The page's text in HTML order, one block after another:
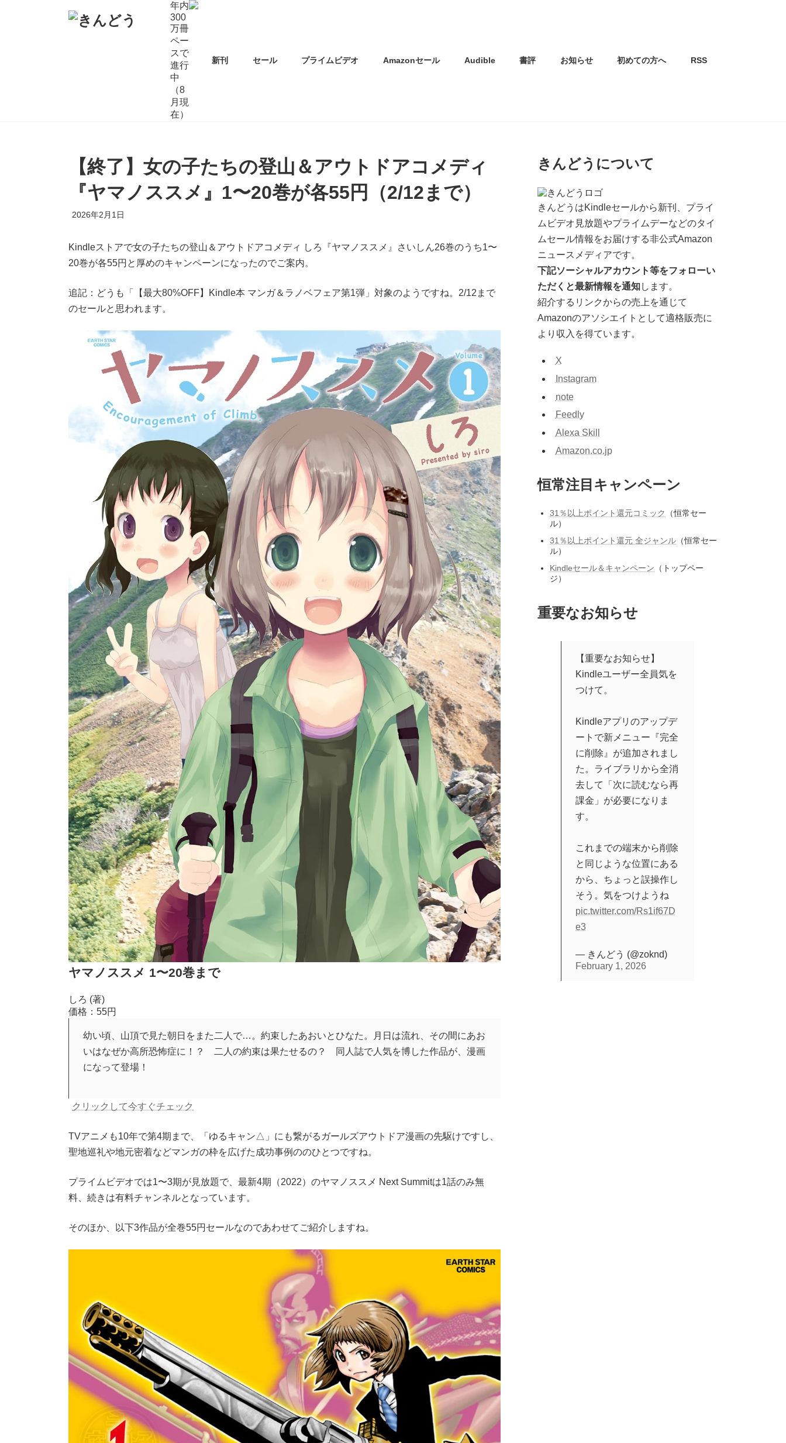
年内
300
万冊
ペー
スで
進行
中
（8
月現
在）
新刊 セール プライムビデオ Amazonセール Audible 書評 お知らせ 初めての方へ RSS
【終了】女の子たちの登山＆アウトドアコメディ
『ヤマノススメ』1〜20巻が各55円（2/12まで）
2026年2月1日
Kindleストアで女の子たちの登山＆アウトドアコメディ しろ『ヤマノススメ』さいしん26巻のうち1〜
20巻が各55円と厚めのキャンペーンになったのでご案内。
追記：どうも「【最大80%OFF】Kindle本 マンガ＆ラノベフェア第1弾」対象のようですね。2/12まで
のセールと思われます。
ヤマノススメ 1〜20巻まで
しろ (著)
価格：55円
幼い頃、山頂で見た朝日をまた二人で…。約束したあおいとひなた。月日は流れ、その間にあお
いはなぜか高所恐怖症に！？ 二人の約束は果たせるの？ 同人誌で人気を博した作品が、漫画
になって登場！
クリックして今すぐチェック
TVアニメも10年で第4期まで、「ゆるキャン△」にも繋がるガールズアウトドア漫画の先駆けですし、
聖地巡礼や地元密着などマンガの枠を広げた成功事例ののひとつですね。
プライムビデオでは1〜3期が見放題で、最新4期（2022）のヤマノススメ Next Summitは1話のみ無
料、続きは有料チャンネルとなっています。
そのほか、以下3作品が全巻55円セールなのであわせてご紹介しますね。
きんどうについて
きんどうはKindleセールから新刊、プライ
ムビデオ見放題やプライムデーなどのタイ
ムセール情報をお届けする非公式Amazon
ニュースメディアです。
下記ソーシャルアカウント等をフォローい
ただくと最新情報を通知します。
紹介するリンクからの売上を通じて
Amazonのアソシエイトとして適格販売に
より収入を得ています。
X
Instagram
note
Feedly
Alexa Skill
Amazon.co.jp
恒常注目キャンペーン
31％以上ポイント還元コミック
（恒常セー
ル）
31％以上ポイント還元 全ジャンル （恒常セー
ル）
Kindleセール＆キャンペーン （トップペー
ジ）
重要なお知らせ
【重要なお知らせ】
Kindleユーザー全員気を
つけて。
Kindleアプリのアップデ
ートで新メニュー『完全
に削除』が追加されまし
た。ライブラリから全消
去して「次に読むなら再
課金」が必要になりま
す。
これまでの端末から削除
と同じような位置にある
から、ちょっと誤操作し
そう。気をつけようね
pic.twitter.com/Rs1if67D
e3
— きんどう (@zoknd)
February 1, 2026